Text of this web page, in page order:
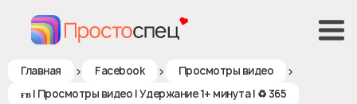
Главная > Facebook > Просмотры видео >
ғʙ | Просмотры видео | Удержание 1+ минута | ♻ 365